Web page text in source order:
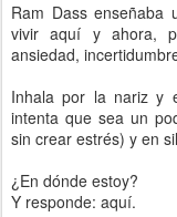
Ram Dass enseñaba
vivir aquí y ahora,
ansiedad,
Inhala por la nariz y
intenta que sea un
sin crear estrés) y en
¿En dónde estoy?
Y responde: aquí.